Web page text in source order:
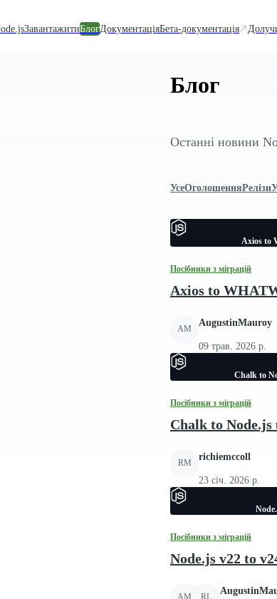
ЗавантажитиБлогДокументаціяБета-документація
Блог
Останні новини
УсеОголошенняРелізи
Axios to
Посібники з міграцій
Axios to
AM
AugustinMauroy
09 трав. 2026 р.
Chalk to
Посібники з міграцій
Chalk to
RM
richiemccoll
23 січ. 2026 р.
Посібники з міграцій
Node.js v22 to